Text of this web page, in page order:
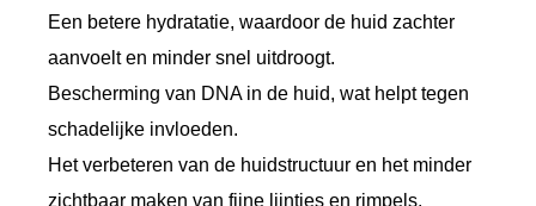
Een betere hydratatie, waardoor de huid zachter
aanvoelt en minder snel uitdroogt.
Bescherming van DNA in de huid, wat helpt tegen
schadelijke invloeden.
Het verbeteren van de huidstructuur en het minder
zichtbaar maken van fijne lijntjes en rimpels.